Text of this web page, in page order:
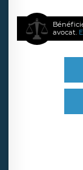
avocat.